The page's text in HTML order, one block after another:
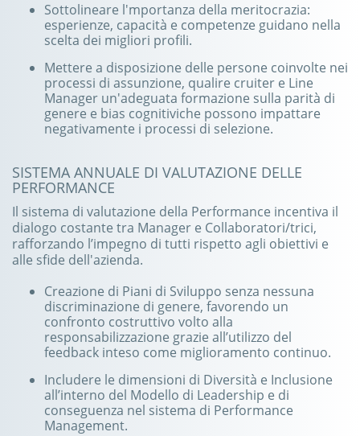
Sottolineare l'mportanza della meritocrazia:
esperienze, capacità e competenze guidano nella
scelta dei migliori profili.
Mettere a disposizione delle persone coinvolte nei
processi di assunzione, qualire cruiter e Line
Manager un'adeguata formazione sulla parità di
genere e bias cognitiviche possono impattare
negativamente i processi di selezione.
SISTEMA ANNUALE DI VALUTAZIONE DELLE
PERFORMANCE
Il sistema di valutazione della Performance incentiva il
dialogo costante tra Manager e Collaboratori/trici,
rafforzando l’impegno di tutti rispetto agli obiettivi e
alle sfide dell'azienda.
Creazione di Piani di Sviluppo senza nessuna
discriminazione di genere, favorendo un
confronto costruttivo volto alla
responsabilizzazione grazie all’utilizzo del
feedback inteso come miglioramento continuo.
Includere le dimensioni di Diversità e Inclusione
all’interno del Modello di Leadership e di
conseguenza nel sistema di Performance
Management.